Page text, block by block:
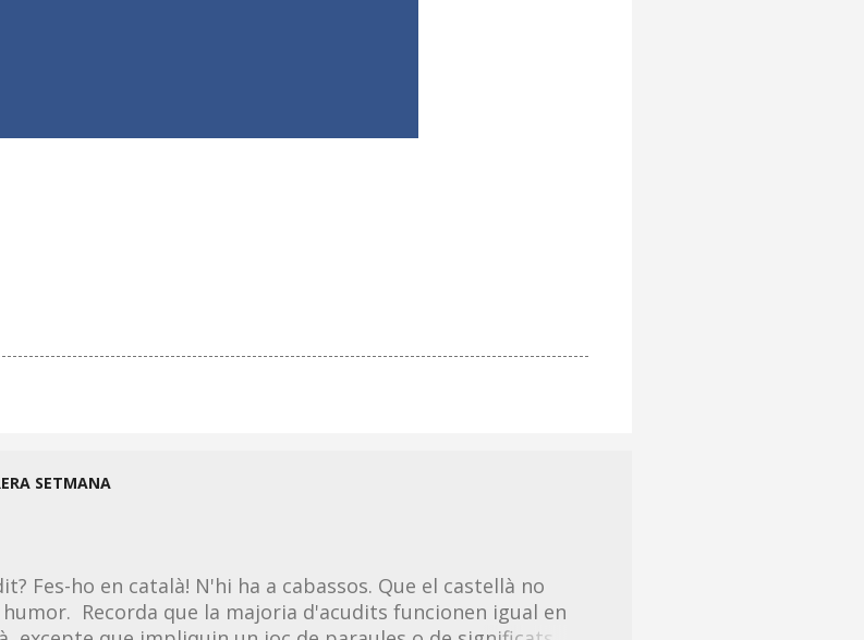
SETMANA
Fes-ho en català! N'hi ha a cabassos. Que el castellà no
Recorda que la majoria d'acudits funcionen igual en